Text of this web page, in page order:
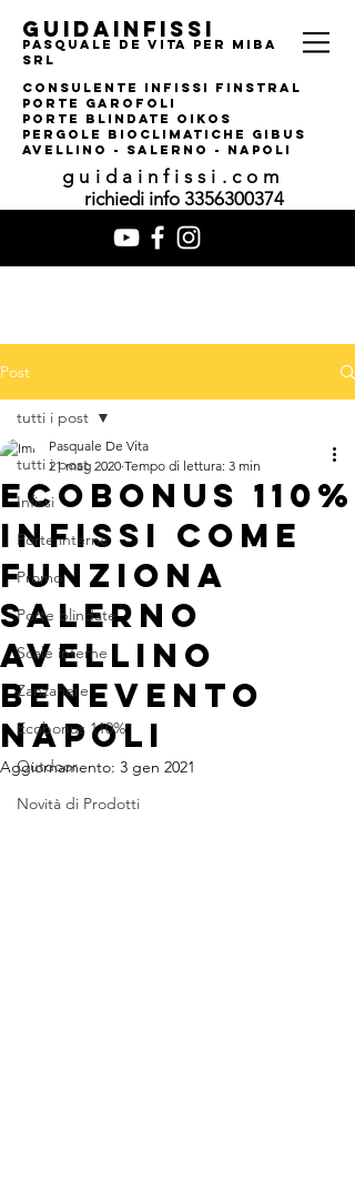
guidainfissi
pasquale de vita per MIBA
srl
consulente infissi finstral
porte garofoli
PORTE BLINDATE OIKOS
pERGOLE bIOCLIMATI CHE gIBUS
AVELLINO - SALERNO - NAPOLI
guidainfissi.com
richiedi info 3356300374
Post
tutti i post
Infissi
Porte interne
Promo
Porte blindate
Scale interne
Zanzariere
Ecobonus 110%
Outdoor
Novità di Prodotti
tutti i post
Ecobonus 110%
infissi come
funziona
SALERNO
AVELLINO
BENEVENTO
NAPOLI
Pasquale De Vita
21 mag 2020 Tempo di lettura: 3 min
Aggiornamento: 3 gen 2021